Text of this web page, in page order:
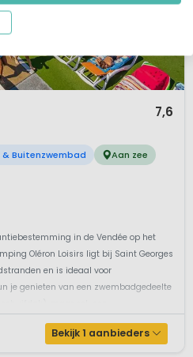
7,6
& Buitenzwembad Aan zee
in de Vendée op het
Oléron Loisirs ligt bij Saint Georges
en is ideaal voor
je genieten van een zwembadgedeelte
Bekijk 1 aanbieders